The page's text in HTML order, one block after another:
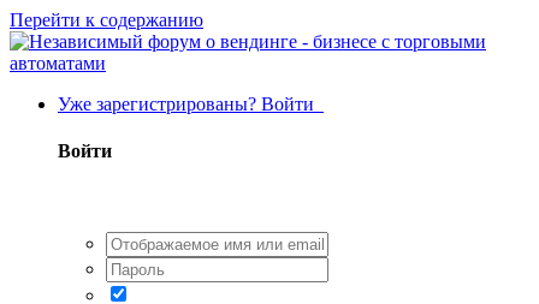
Перейти к содержанию
Уже зарегистрированы? Войти
Войти